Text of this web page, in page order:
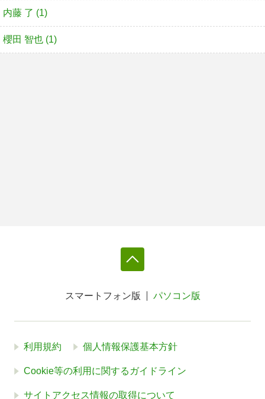
内藤 了 (1)
櫻田 智也 (1)
スマートフォン版 パソコン版
利用規約 個人情報保護基本方針
Cookie等の利用に関するガイドライン
サイトアクセス情報の取得について